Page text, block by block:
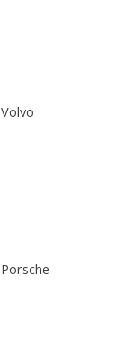
Volvo
Porsche